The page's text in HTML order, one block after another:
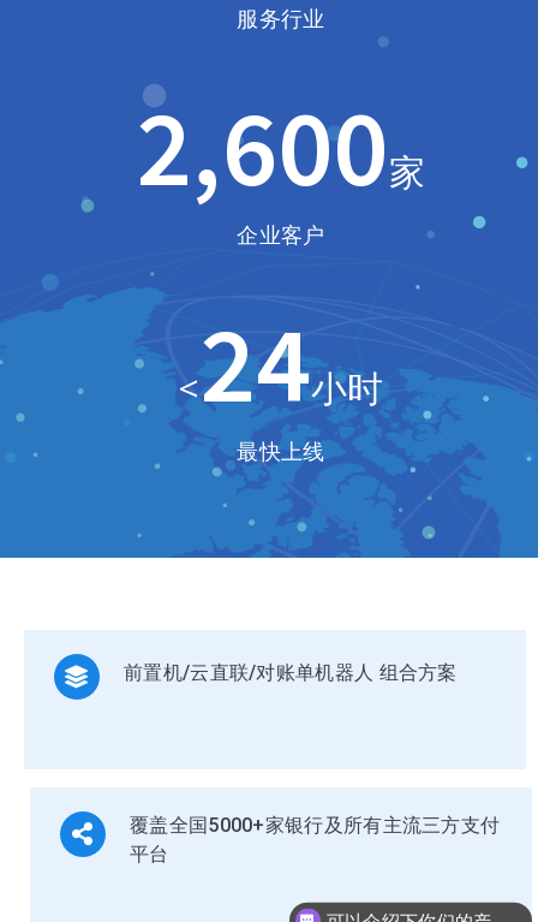
服务行业
2,600家
企业客户
<24小时
最快上线
前置机/云直联/对账单机器人 组合方案
覆盖全国5000+家银行及所有主流三方支付
平台